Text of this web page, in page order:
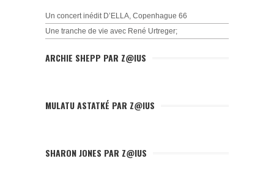
Un concert inédit D’ELLA, Copenhague 66
Une tranche de vie avec René Urtreger;
ARCHIE SHEPP PAR Z@IUS
MULATU ASTATKÉ PAR Z@IUS
SHARON JONES PAR Z@IUS